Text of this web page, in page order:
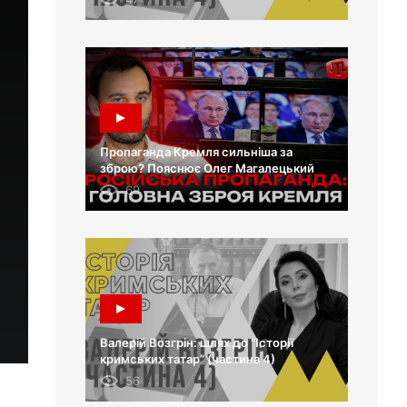
Пропаганда Кремля сильніша за
зброю? Пояснює Олег Магалецький
69
Валерій Возгрін: шлях до “Історії
кримських татар” (частина 4)
56